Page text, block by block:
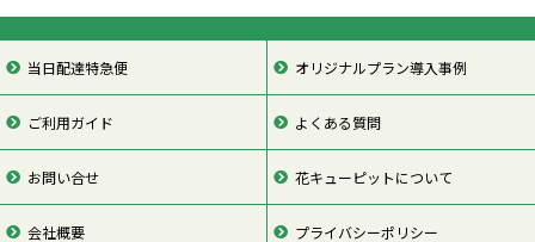
当日配達特急便 オリジナルプラン導入事例
ご利用ガイド よくある質問
お問い合せ 花キューピットについて
会社概要 プライバシーポリシー